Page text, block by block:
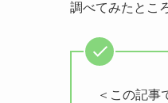
調べてみたとこ
＜この記事